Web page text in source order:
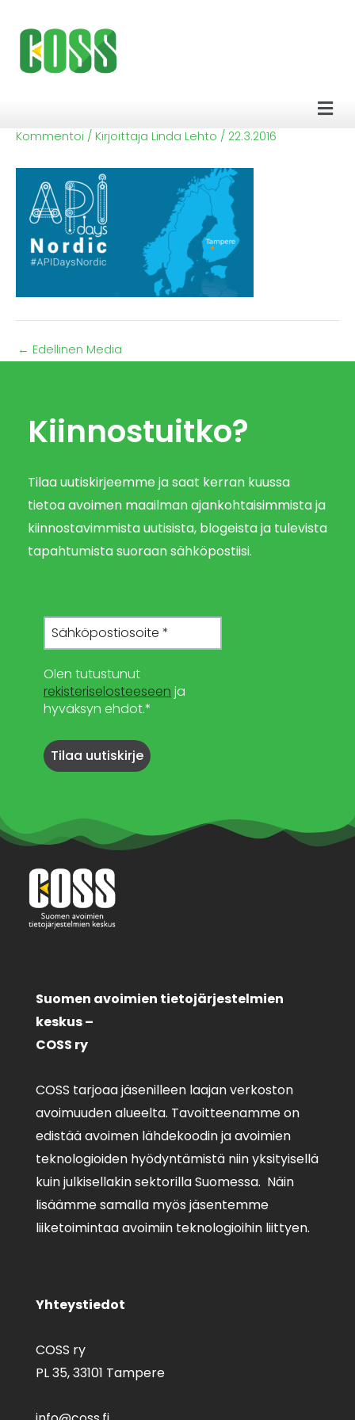
sisältöön
Kommentoi / Kirjoittaja Linda Lehto / 22.3.2016
← Edellinen Media
Kiinnostuitko?
Tilaa uutiskirjeemme ja saat kerran kuussa
tietoa avoimen maailman ajankohtaisimmista ja
kiinnostavimmista uutisista, blogeista ja tulevista
tapahtumista suoraan sähköpostiisi.
Olen tutustunut
rekisteriselosteeseen ja
hyväksyn ehdot.*
Suomen avoimien tietojärjestelmien
keskus –
COSS ry
COSS tarjoaa jäsenilleen laajan verkoston
avoimuuden alueelta. Tavoitteenamme on
edistää avoimen lähdekoodin ja avoimien
teknologioiden hyödyntämistä niin yksityisellä
kuin julkisellakin sektorilla Suomessa. Näin
lisäämme samalla myös jäsentemme
liiketoimintaa avoimiin teknologioihin liittyen.
Yhteystiedot
COSS ry
PL 35,33101 Tampere